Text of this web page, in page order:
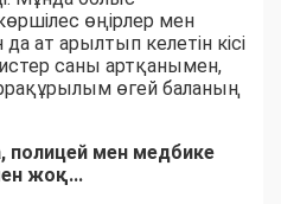
өңірлер мен
ат арылтып келетін кісі
саны артқанымен,
өгей баланың
полицей мен медбике
жоқ...